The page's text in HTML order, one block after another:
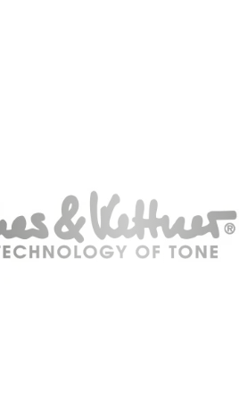
– si vous faites un peu
canal deux produit des textures
tout, du hard rock crunch au
Chaque canal dispose de